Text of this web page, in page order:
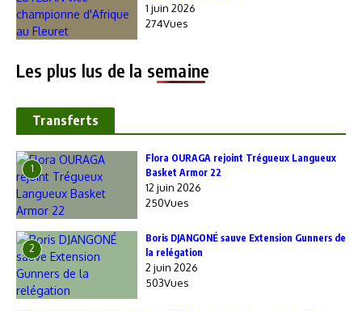
1 juin 2026
274Vues
Les plus lus de la semaine
Transferts
1
Flora OURAGA rejoint Trégueux Langueux
Basket Armor 22
12 juin 2026
250Vues
2
Boris DJANGONÉ sauve Extension Gunners de
la relégation
2 juin 2026
503Vues